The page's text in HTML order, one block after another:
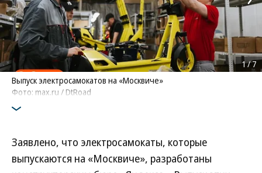
Выпуск электросамокатов на «Москвиче»
Фото: max.ru / DtRoad
1/7
Заявлено, что электросамокаты, которые
выпускаются на «Москвиче», разработаны